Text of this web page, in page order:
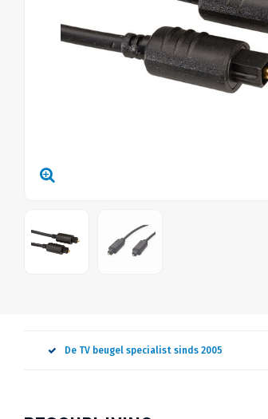
De TV beugel specialist sinds 2005